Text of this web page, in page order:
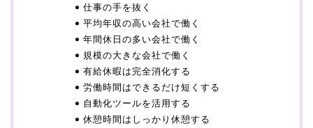
仕事の手を抜く
平均年収の高い会社で働く
年間休日の多い会社で働く
規模の大きな会社で働く
有給休暇は完全消化する
労働時間はできるだけ短くする
自動化ツールを活用する
休憩時間はしっかり休憩する